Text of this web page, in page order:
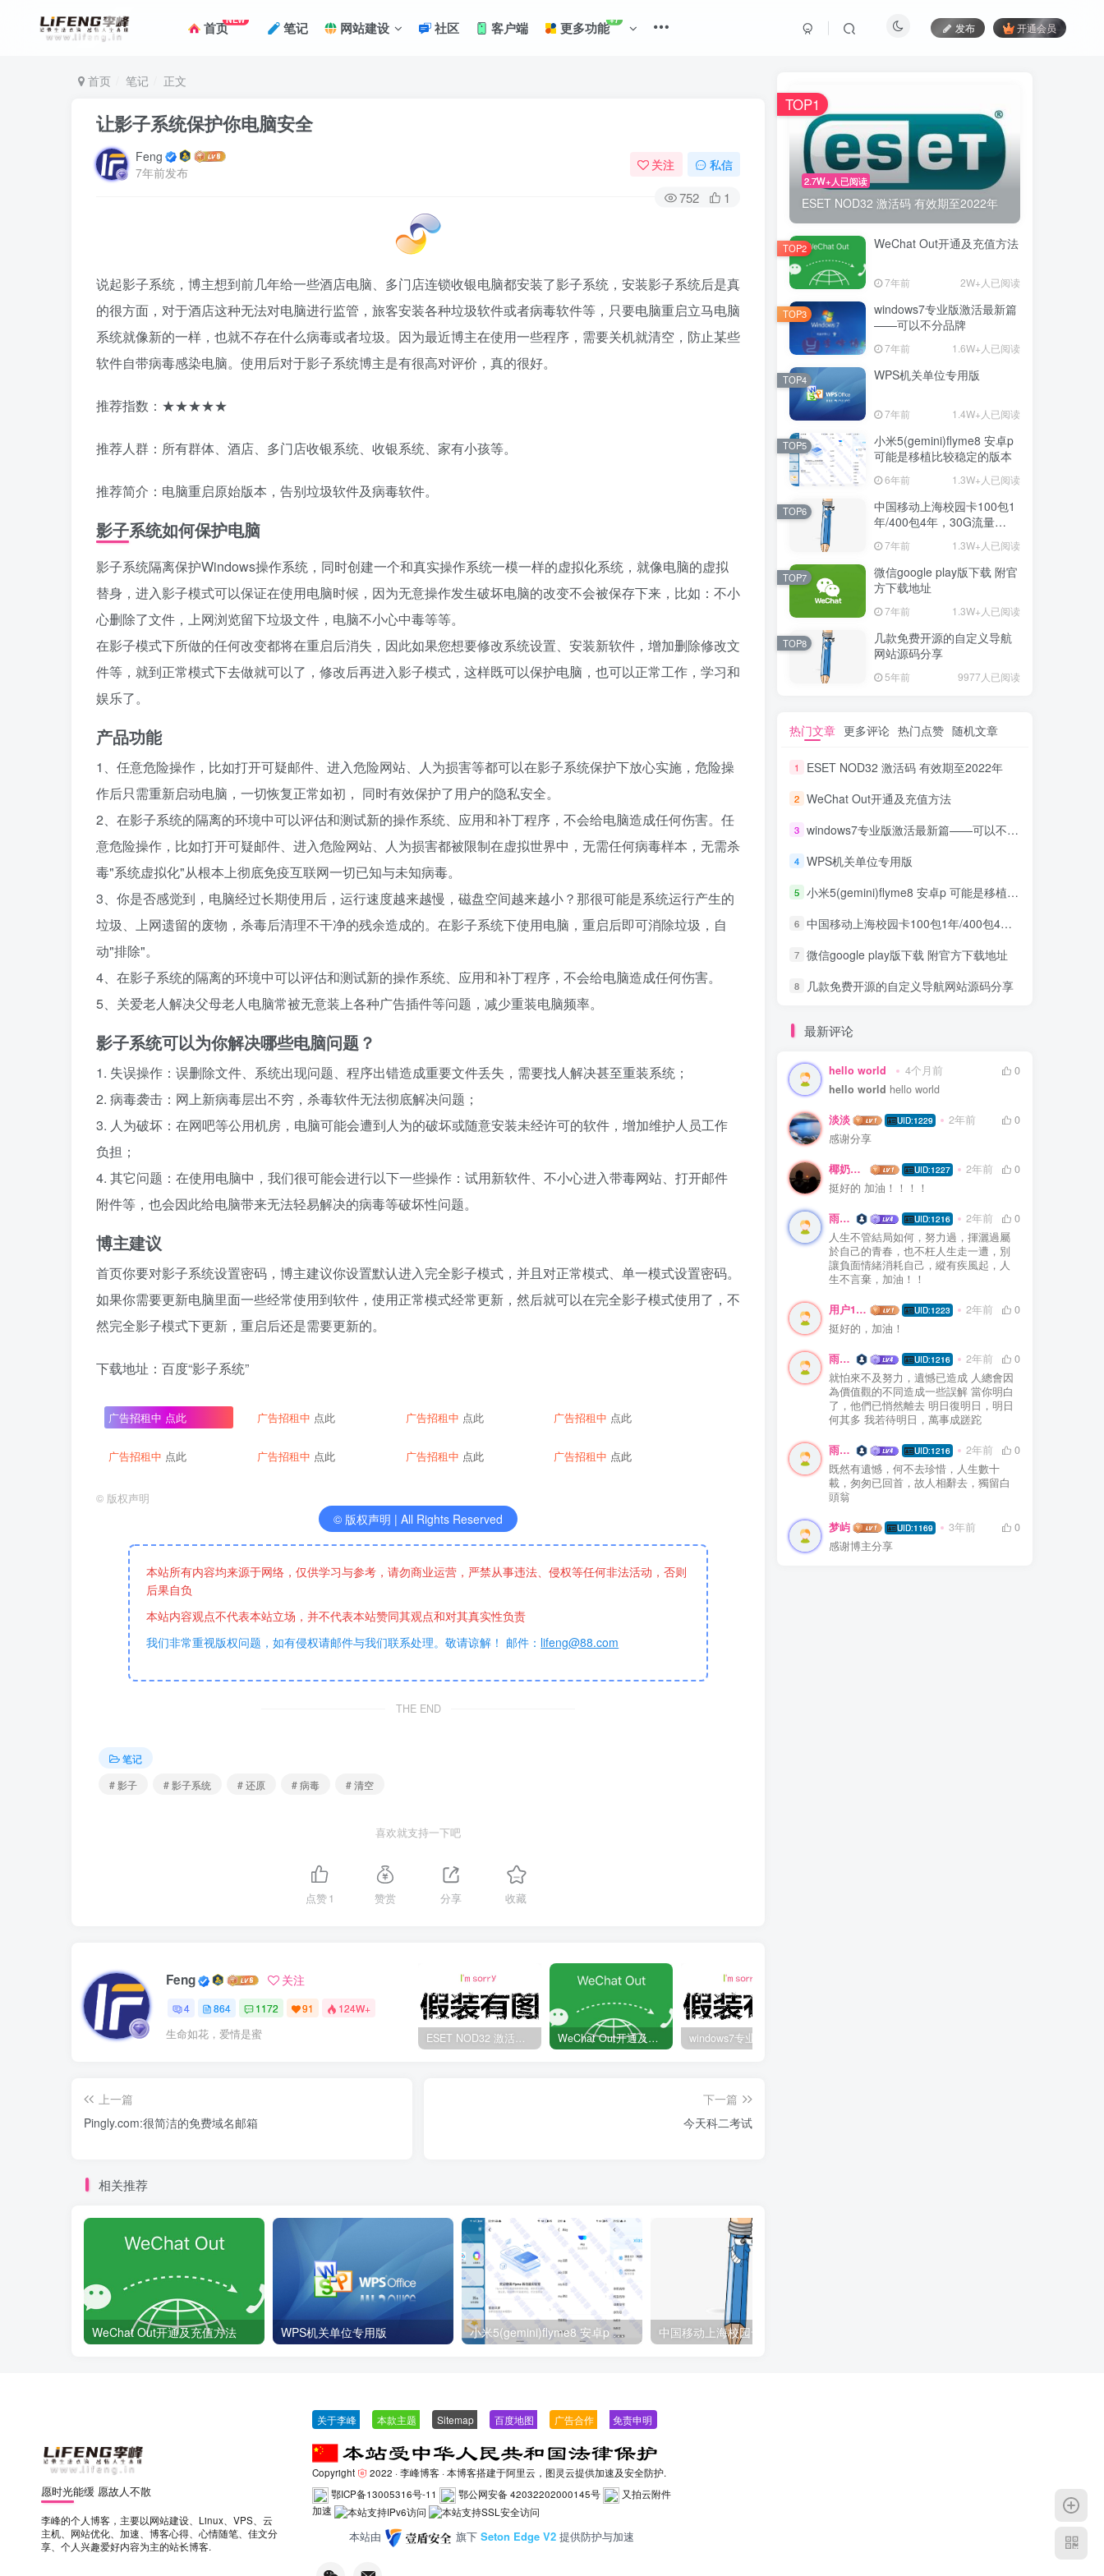
首页NEW 笔记 网站建设 社区 客户端 更多功能+7
发布 开通会员
首页 笔记 正文
让影子系统保护你电脑安全
Feng
7年前发布
关注 私信
752 1
说起影子系统，博主想到前几年给一些酒店电脑、多门店连锁收银电脑都安装了影子系统，安装影子系统后是真
的很方面，对于酒店这种无法对电脑进行监管，旅客安装各种垃圾软件或者病毒软件等，只要电脑重启立马电脑
系统就像新的一样，也就不存在什么病毒或者垃圾。因为最近博主在使用一些程序，需要关机就清空，防止某些
软件自带病毒感染电脑。使用后对于影子系统博主是有很高对评价，真的很好。
推荐指数：★★★★★
推荐人群：所有群体、酒店、多门店收银系统、收银系统、家有小孩等。
推荐简介：电脑重启原始版本，告别垃圾软件及病毒软件。
影子系统如何保护电脑
影子系统隔离保护Windows操作系统，同时创建一个和真实操作系统一模一样的虚拟化系统，就像电脑的虚拟
替身，进入影子模式可以保证在使用电脑时候，因为无意操作发生破坏电脑的改变不会被保存下来，比如：不小
心删除了文件，上网浏览留下垃圾文件，电脑不小心中毒等等。
在影子模式下所做的任何改变都将在重启后消失，因此如果您想要修改系统设置、安装新软件，增加删除修改文
件等，就到正常模式下去做就可以了，修改后再进入影子模式，这样既可以保护电脑，也可以正常工作，学习和
娱乐了。
产品功能
1、任意危险操作，比如打开可疑邮件、进入危险网站、人为损害等都可以在影子系统保护下放心实施，危险操
作后只需重新启动电脑，一切恢复正常如初， 同时有效保护了用户的隐私安全。
2、在影子系统的隔离的环境中可以评估和测试新的操作系统、应用和补丁程序，不会给电脑造成任何伤害。任
意危险操作，比如打开可疑邮件、进入危险网站、人为损害都被限制在虚拟世界中，无需任何病毒样本，无需杀
毒"系统虚拟化"从根本上彻底免疫互联网一切已知与未知病毒。
3、你是否感觉到，电脑经过长期使用后，运行速度越来越慢，磁盘空间越来越小？那很可能是系统运行产生的
垃圾、上网遗留的废物，杀毒后清理不干净的残余造成的。在影子系统下使用电脑，重启后即可消除垃圾，自
动"排除"。
4、在影子系统的隔离的环境中可以评估和测试新的操作系统、应用和补丁程序，不会给电脑造成任何伤害。
5、关爱老人解决父母老人电脑常被无意装上各种广告插件等问题，减少重装电脑频率。
影子系统可以为你解决哪些电脑问题？
1. 失误操作：误删除文件、系统出现问题、程序出错造成重要文件丢失，需要找人解决甚至重装系统；
2. 病毒袭击：网上新病毒层出不穷，杀毒软件无法彻底解决问题；
3. 人为破坏：在网吧等公用机房，电脑可能会遭到人为的破坏或随意安装未经许可的软件，增加维护人员工作
负担；
4. 其它问题：在使用电脑中，我们很可能会进行以下一些操作：试用新软件、不小心进入带毒网站、打开邮件
附件等，也会因此给电脑带来无法轻易解决的病毒等破坏性问题。
博主建议
首页你要对影子系统设置密码，博主建议你设置默认进入完全影子模式，并且对正常模式、单一模式设置密码。
如果你需要更新电脑里面一些经常使用到软件，使用正常模式经常更新，然后就可以在完全影子模式使用了，不
然完全影子模式下更新，重启后还是需要更新的。
下载地址：百度“影子系统”
广告招租中 点此 广告招租中 点此 广告招租中 点此 广告招租中 点此
广告招租中 点此 广告招租中 点此 广告招租中 点此 广告招租中 点此
© 版权声明
© 版权声明 | All Rights Reserved
本站所有内容均来源于网络，仅供学习与参考，请勿商业运营，严禁从事违法、侵权等任何非法活动，否则
后果自负
本站内容观点不代表本站立场，并不代表本站赞同其观点和对其真实性负责
我们非常重视版权问题，如有侵权请邮件与我们联系处理。敬请谅解！ 邮件： lifeng@88.com
THE END
笔记
# 影子
# 影子系统 # 还原 # 病毒 # 清空
喜欢就支持一下吧
点赞1 赞赏 分享 收藏
Feng 关注
4 864 1172 91 124W+
生命如花，爱情是蜜 ESET NOD32 激活码 有效期至2022年 WeChat Out开通及充值方法
上一篇
Pingly.com:很简洁的免费域名邮箱
下一篇
今天科二考试
相关推荐
WeChat Out开通及充值方法 WPS机关单位专用版 小米5(gemini)flyme8 安卓p 可能是移植比较稳定的版本
2.7W+人已阅读
ESET NOD32 激活码 有效期至2022年
TOP1
WeChat Out开通及充值方法
7年前 2W+人已阅读
TOP2
windows7专业版激活最新篇
——可以不分品牌
7年前 1.6W+人已阅读
TOP3
WPS机关单位专用版
7年前 1.4W+人已阅读
TOP4
小米5(gemini)flyme8 安卓p
可能是移植比较稳定的版本
6年前 1.3W+人已阅读
TOP5
中国移动上海校园卡100包1
年/400包4年，30G流量
7年前 1.3W+人已阅读
TOP6
微信google play版下载 附官
方下载地址
7年前 1.3W+人已阅读
TOP7
几款免费开源的自定义导航
网站源码分享
5年前 9977人已阅读
TOP8
热门文章 更多评论 热门点赞 随机文章
1 ESET NOD32 激活码 有效期至2022年
2 WeChat Out开通及充值方法
3 windows7专业版激活最新篇——可以不分品牌
4 WPS机关单位专用版
5 小米5(gemini)flyme8 安卓p 可能是移植比较稳定的版本
6 中国移动上海校园卡100包1年/400包4年，30G流量+300分钟通话+宽带
7 微信google play版下载 附官方下载地址
8 几款免费开源的自定义导航网站源码分享
最新评论
hello world 4个月前
0
hello world hello world
淡淡 UID:1229 2年前
0
感谢分享
椰奶燕麦粥 UID:1227 2年前
0
挺好的 加油！！！！
雨精靈 UID:1216 2年前
0
人生不管結局如何，努力過，揮灑過屬
於自己的青春，也不枉人生走一遭，別
讓負面情緒消耗自己，縱有疾風起，人
生不言棄，加油！！
用户19344506 UID:1223 2年前
0
挺好的，加油！
雨精靈 UID:1216 2年前
0
就怕來不及努力，遺憾已造成 人總會因
為價值觀的不同造成一些誤解 當你明白
了，他們已悄然離去 明日復明日，明日
何其多 我若待明日，萬事成蹉跎
雨精靈 UID:1216 2年前
0
既然有遺憾，何不去珍惜，人生數十
載，匆匆已回首，故人相辭去，獨留白
頭翁
梦屿 UID:1169 3年前
0
感谢博主分享
愿时光能缓 愿故人不散
李峰的个人博客，主要以网站建设、Linux、VPS、云
主机、网站优化、加速、博客心得、心情随笔、佳文分
享、个人兴趣爱好内容为主的站长博客.
关于李峰 本款主题 Sitemap 百度地图 广告合作 免责申明
Copyright 2022 ·李峰博客· 本博客搭建于阿里云，图灵云提供加速及安全防护.
鄂ICP备13005316号-11
鄂公网安备 42032202000145号
又拍云附件
加速
本站由 旗下 Seton Edge V2提供防护与加速